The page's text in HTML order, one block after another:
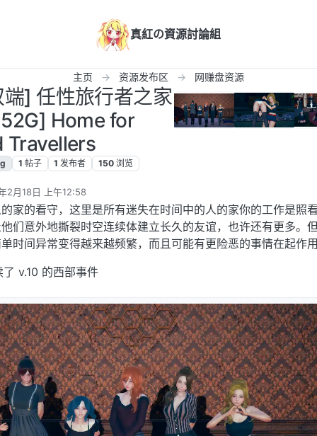
真紅の資源討論組
主页 资源发布区 网赚盘资源
] 任性旅行者之家
Home for
Travellers
1 帖子 1 发布者 150 浏览
2月18日 上午12:58
家的看守，这里是所有迷失在时间中的人的家你的工作是照
们意外地撕裂时空连续体建立长久的友谊，也许还有更多。
时间异常变得越来越频繁，而且可能有更险恶的事情在起作
了 v.10 的西部事件